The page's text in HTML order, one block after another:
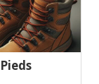
Pieds